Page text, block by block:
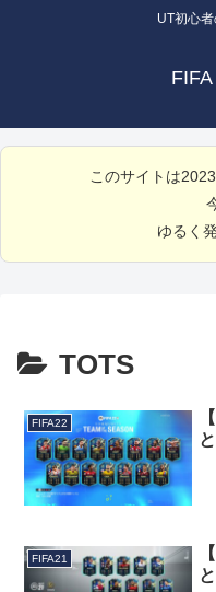
UT初心
このサイトは
ゆるく
TOTS
FIFA22
FIFA21